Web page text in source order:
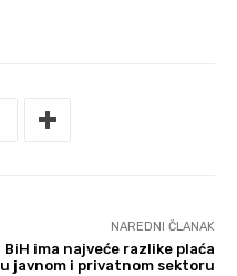
NAREDNI ČLANAK
BiH ima najveće razlike plaća
u javnom i privatnom sektoru